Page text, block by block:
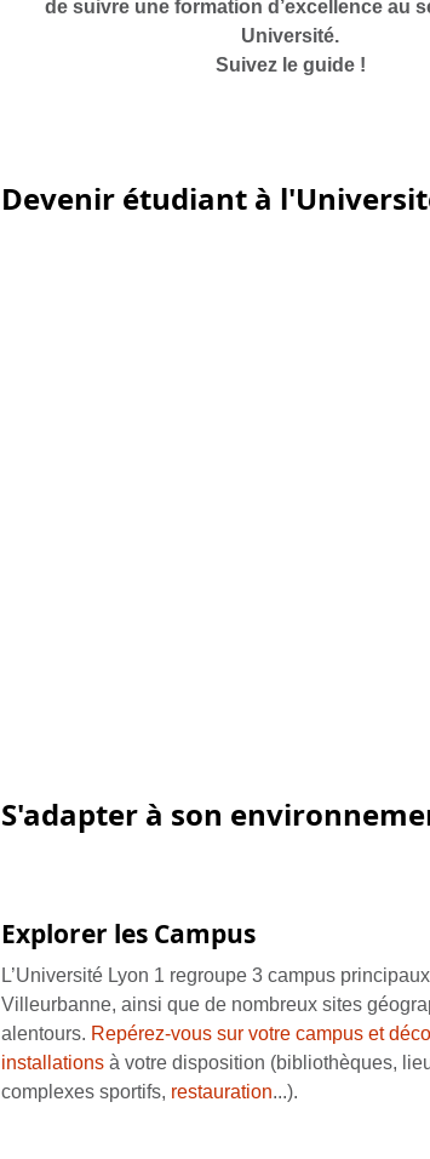
de suivre une formation d’excellence au
Université.
Suivez le guide !
Devenir étudiant à
S'adapter à son
Explorer les Campus
L’Université Lyon 1 regroupe 3 campus
Villeurbanne, ainsi que de nombreux sites
alentours. Repérez-vous sur votre campus et
installationsà votre disposition (bibliothèques,
complexes sportifs, restauration...).